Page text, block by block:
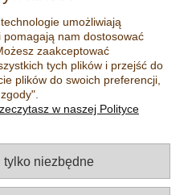
CBD dla zwierząt
Młynki/ Grindery
Zapalniczki
Maści konopne
Mydła konopne
Aromatyzery
Olejki eteryczne
umożliwiają
pomagają nam dostosować
zaakceptować
tych plików i przejść do
plików do swoich preferencji,
w naszej Polityce
tylko niezbędne